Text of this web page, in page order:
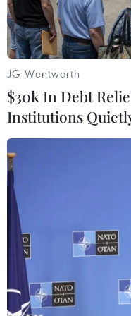
nhạc Bức Tường.
BridgeFest 2020 là
nhiều thông
BridgeFest 2020 –
Khoảng cách sẽ
JG Wentworth
$30k In Debt
Institutions